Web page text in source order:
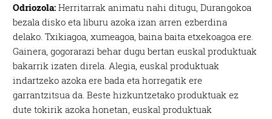
Odriozola: Herritarrak animatu nahi ditugu, Durangokoa
bezala disko eta liburu azoka izan arren ezberdina
delako. Txikiagoa, xumeagoa, baina baita etxekoagoa ere.
Gainera, gogorarazi behar dugu bertan euskal produktuak
bakarrik izaten direla. Alegia, euskal produktuak
indartzeko azoka ere bada eta horregatik ere
garrantzitsua da. Beste hizkuntzetako produktuak ez
dute tokirik azoka honetan, euskal produktuak